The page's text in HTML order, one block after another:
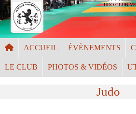
JUDO CLUB
ACCUEIL ÉVÈNEMENTS
LE CLUB PHOTOS & VIDÉOS
Judo
Panneau de gestion des cookies